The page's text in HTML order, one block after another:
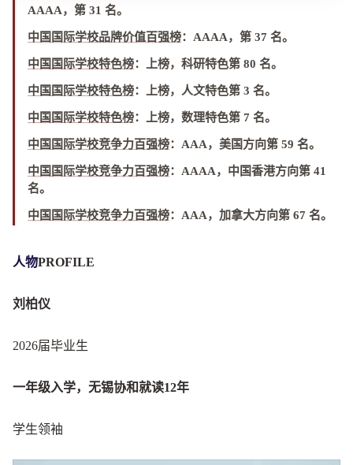
AAAA，第 31 名。
中国国际学校品牌价值百强榜： AAAA，第 37 名。
中国国际学校特色榜： 上榜，科研特色第 80 名。
中国国际学校特色榜： 上榜，人文特色第 3 名。
中国国际学校特色榜： 上榜，数理特色第 7 名。
中国国际学校竞争力百强榜： AAA，美国方向第 59 名。
中国国际学校竞争力百强榜： AAAA，中国香港方向第 41
名。
中国国际学校竞争力百强榜： AAA，加拿大方向第 67 名。
人物PROFILE
刘柏仪
2026届毕业生
一年级入学，无锡协和就读12年
学生领袖